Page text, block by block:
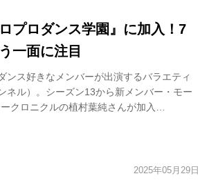
プロダンス学園』に加入！7
一面に注目
ンス好きなメンバーが出演するバラエティ
ネル）。シーズン13から新メンバー・モー
クロニクルの植村葉純さんが加入…
2025年05月29日